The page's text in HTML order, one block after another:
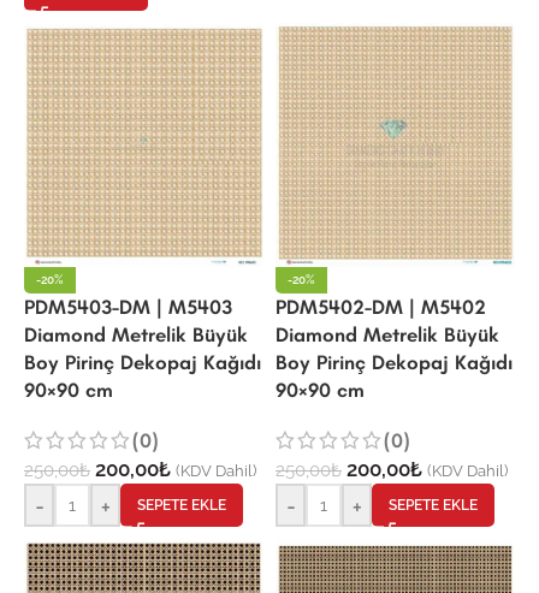
-20%
PDM5403-DM | M5403
Diamond Metrelik Büyük
Boy Pirinç Dekopaj Kağıdı
90×90 cm
(0)
250,00₺ 200,00₺ (KDV Dahil)
- + SEPETE EKLE
-20%
PDM5402-DM | M5402
Diamond Metrelik Büyük
Boy Pirinç Dekopaj Kağıdı
90×90 cm
(0)
250,00₺ 200,00₺ (KDV Dahil)
- + SEPETE EKLE